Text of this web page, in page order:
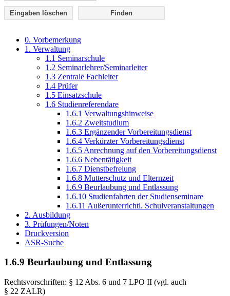
Eingaben löschen
0. Vorbemerkung
1. Verwaltung
1.1 Seminarschule
1.2 Seminarlehrer/Seminarleiter
1.3 Zentrale Fachleiter
1.4 Prüfer
1.5 Einsatzschule
1.6 Studienreferendare
1.6.1 Verwaltungshinweise
1.6.2 Zweitstudium
1.6.3 Ergänzender Vorbereitungsdienst
1.6.4 Verkürzter Vorbereitungsdienst
1.6.5 Anrechnung auf den Vorbereitungsdienst
1.6.6 Nebentätigkeit
1.6.7 Dienstbefreiung
1.6.8 Mutterschutz und Elternzeit
1.6.9 Beurlaubung und Entlassung
1.6.10 Studienfahrten der Studienseminare
1.6.11 Außerunterrichtl. Schulveranstaltungen
2. Ausbildung
3. Prüfungen/Noten
Druckversion
ASR-Suche
1.6.9 Beurlaubung und Entlassung
Rechtsvorschriften: § 12 Abs. 6 und 7 LPO II (vgl. auch
§ 22 ZALR)